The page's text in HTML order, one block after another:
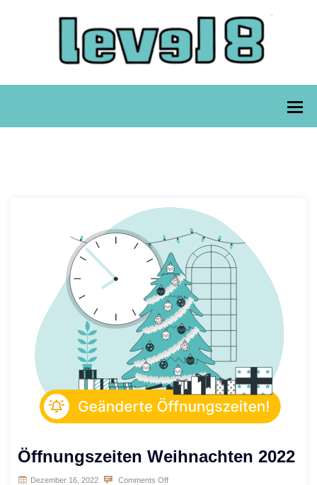
Öffnungszeiten Weihnachten 2022
Dezember 16, 2022 Comments Off